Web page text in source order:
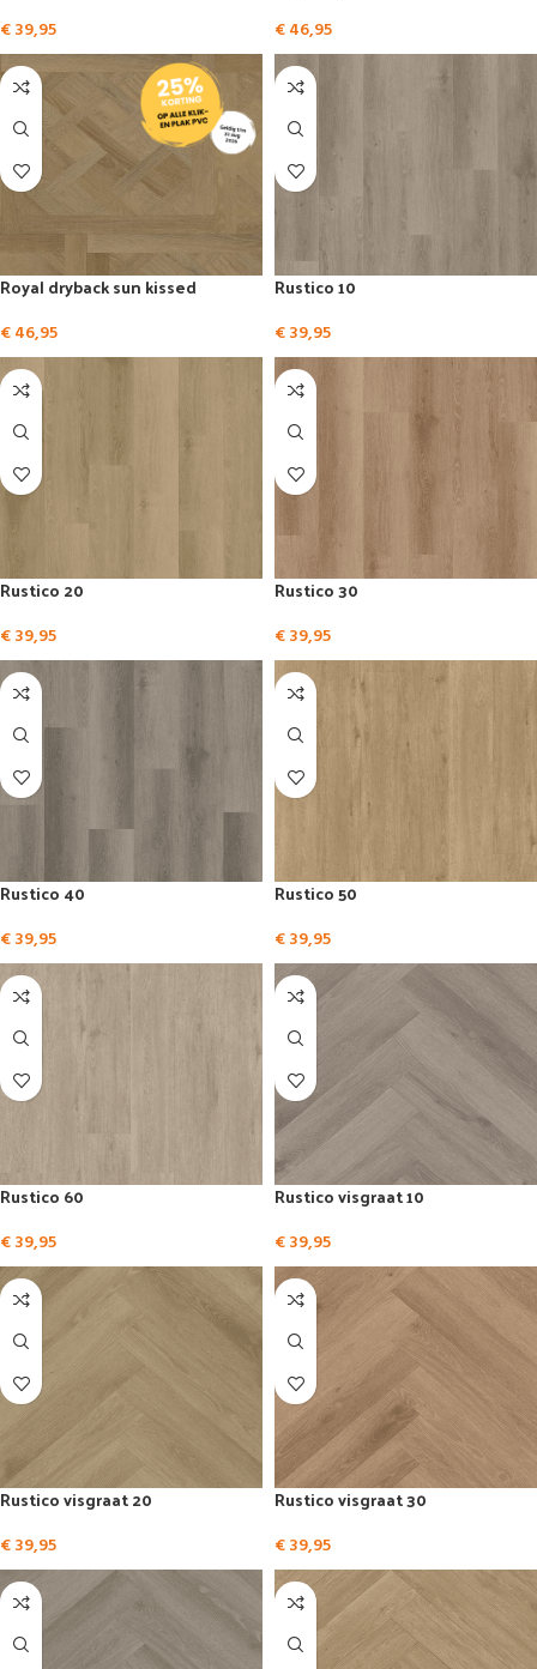
€39,95 €46,95
Royal dryback sun kissed
€46,95
Rustico 10
€39,95
Rustico 20
€39,95
Rustico 30
€39,95
Rustico 40
€39,95
Rustico 50
€39,95
Rustico 60
€39,95
Rustico visgraat 10
€39,95
Rustico visgraat 20
€39,95
Rustico visgraat 30
€39,95